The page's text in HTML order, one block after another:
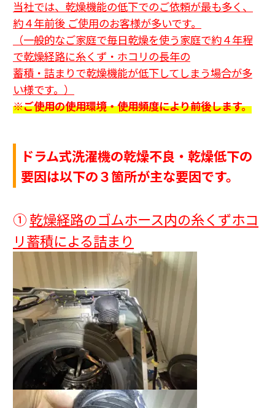
当社では、乾燥機能の低下でのご依頼が最も多く、
約４年前後 ご使用のお客様が多いです。
（一般的なご家庭で毎日乾燥を使う家庭で約４年程
で乾燥経路に糸くず・ホコリの長年の
蓄積・詰まりで乾燥機能が低下してしまう場合が多
い様です。 ）
※ご使用の使用環境・使用頻度により前後します。
ドラム式洗濯機の乾燥不良・乾燥低下の
要因は以下の３箇所が主な要因です。
①乾燥経路のゴムホース内の糸くずホコ
リ蓄積による詰まり